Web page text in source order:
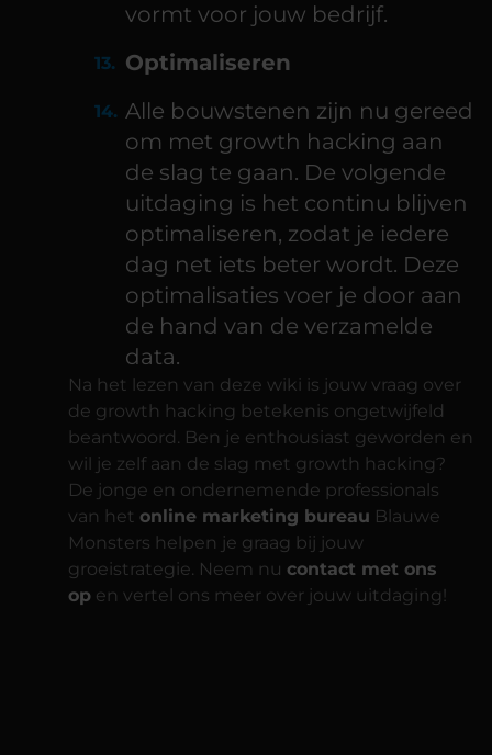
vormt voor jouw bedrijf.
Optimaliseren
Alle bouwstenen zijn nu gereed
om met growth hacking aan
de slag te gaan. De volgende
uitdaging is het continu blijven
optimaliseren, zodat je iedere
dag net iets beter wordt. Deze
optimalisaties voer je door aan
de hand van de verzamelde
data.
Na het lezen van deze wiki is jouw vraag over
de growth hacking betekenis ongetwijfeld
beantwoord. Ben je enthousiast geworden en
wil je zelf aan de slag met growth hacking?
De jonge en ondernemende professionals
van het online marketing bureau Blauwe
Monsters helpen je graag bij jouw
groeistrategie. Neem nu contact met ons
open vertel ons meer over jouw uitdaging!